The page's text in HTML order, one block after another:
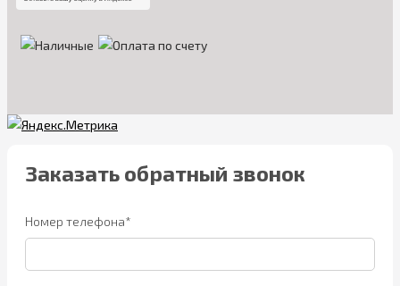
Заказать обратный звонок
Номер телефона*